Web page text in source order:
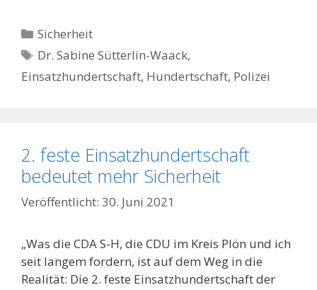
Kategorien
Sicherheit
Schlagwörter
Dr. Sabine Sütterlin-Waack,
Einsatzhundertschaft, Hundertschaft, Polizei
2. feste Einsatzhundertschaft
bedeutet mehr Sicherheit
30. Juni 2021
„Was die CDA S-H, die CDU im Kreis Plön und ich
seit langem fordern, ist auf dem Weg in die
Realität: Die 2. feste Einsatzhundertschaft der